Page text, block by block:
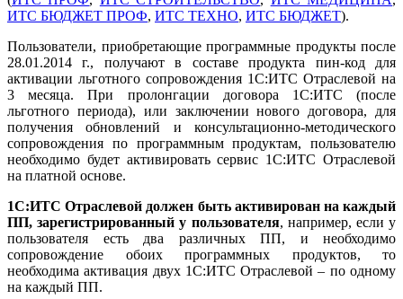
ИТС БЮДЖЕТ ПРОФ, ИТС ТЕХНО, ИТС БЮДЖЕТ).
Пользователи, приобретающие программные продукты после
28.01.2014 г., получают в составе продукта пин-код для
активации льготного сопровождения 1С:ИТС Отраслевой на
3 месяца. При пролонгации договора 1С:ИТС (после
льготного периода), или заключении нового договора, для
получения обновлений и консультационно-методического
сопровождения по программным продуктам, пользователю
необходимо будет активировать сервис 1С:ИТС Отраслевой
на платной основе.
1С:ИТС Отраслевой должен быть активирован на каждый
ПП, зарегистрированный у пользователя, например, если у
пользователя есть два различных ПП, и необходимо
сопровождение обоих программных продуктов, то
необходима активация двух 1С:ИТС Отраслевой – по одному
на каждый ПП.